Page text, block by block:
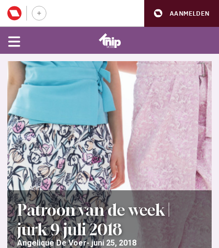
AANMELDEN
Patroon van de week |
jurk 9 juli 2018
Angelique De Voer juni 25, 2018